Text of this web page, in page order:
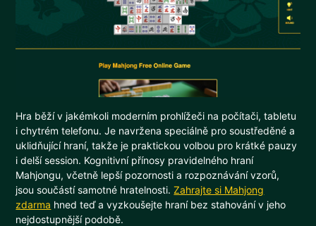
Hra běží v jakémkoli moderním prohlížeči na počítači, tabletu
i chytrém telefonu. Je navržena speciálně pro soustředěné a
uklidňující hraní, takže je praktickou volbou pro krátké pauzy
i delší session. Kognitivní přínosy pravidelného hraní
Mahjongu, včetně lepší pozornosti a rozpoznávání vzorů,
jsou součástí samotné hratelnosti.Zahrajte si Mahjong
zdarma hned teď a vyzkoušejte hraní bez stahování v jeho
nejdostupnější podobě.